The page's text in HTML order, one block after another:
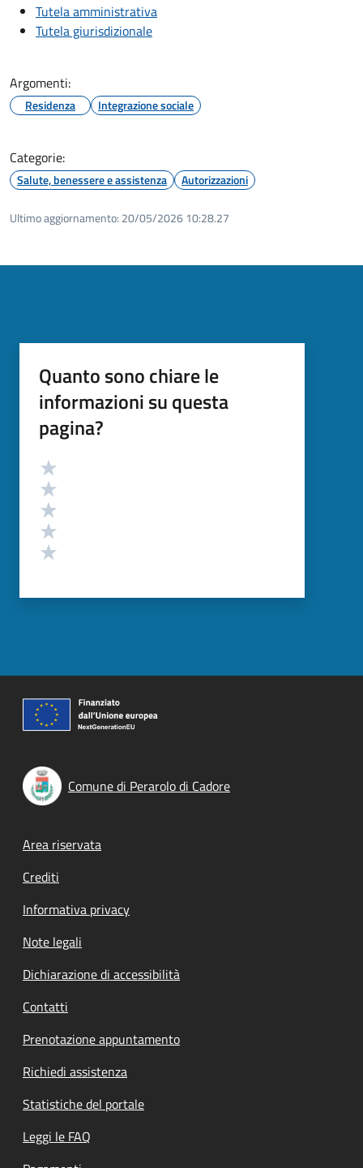
Tutela amministrativa
Tutela giurisdizionale
Argomenti:
Residenza Integrazione sociale
Categorie:
Salute, benessere e assistenza Autorizzazioni
Ultimo aggiornamento: 20/05/2026 10:28.27
Quanto sono chiare le
informazioni su questa
pagina?
Valutazione
Comune di Perarolo di Cadore
Footer menu
Area riservata
Crediti
Informativa privacy
Note legali
Dichiarazione di accessibilità
Contatti
Prenotazione appuntamento
Richiedi assistenza
Statistiche del portale
Leggi le FAQ